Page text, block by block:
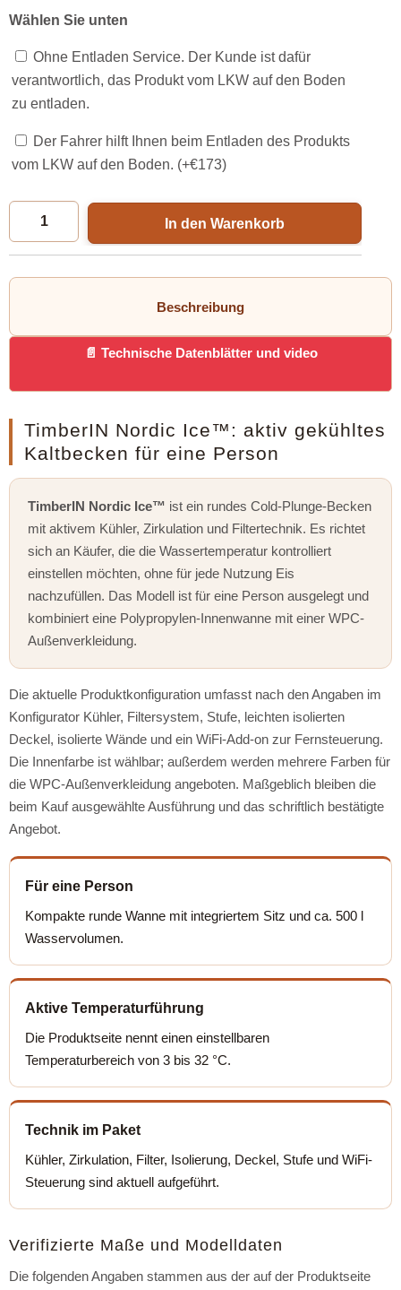
Wählen Sie unten
Ohne Entladen Service. Der Kunde ist dafür
verantwortlich, das Produkt vom LKW auf den Boden
zu entladen.
Der Fahrer hilft Ihnen beim Entladen des Produkts
vom LKW auf den Boden. (+€173)
In den Warenkorb
Beschreibung
Technische Datenblätter und video
TimberIN Nordic Ice™: aktiv gekühltes
Kaltbecken für eine Person
TimberIN Nordic Ice™ ist ein rundes Cold-Plunge-Becken
mit aktivem Kühler, Zirkulation und Filtertechnik. Es richtet
sich an Käufer, die die Wassertemperatur kontrolliert
einstellen möchten, ohne für jede Nutzung Eis
nachzufüllen. Das Modell ist für eine Person ausgelegt und
kombiniert eine Polypropylen-Innenwanne mit einer WPC-
Außenverkleidung.
Die aktuelle Produktkonfiguration umfasst nach den Angaben im
Konfigurator Kühler, Filtersystem, Stufe, leichten isolierten
Deckel, isolierte Wände und ein WiFi-Add-on zur Fernsteuerung.
Die Innenfarbe ist wählbar; außerdem werden mehrere Farben für
die WPC-Außenverkleidung angeboten. Maßgeblich bleiben die
beim Kauf ausgewählte Ausführung und das schriftlich bestätigte
Angebot.
Für eine Person
Kompakte runde Wanne mit integriertem Sitz und ca. 500 l
Wasservolumen.
Aktive Temperaturführung
Die Produktseite nennt einen einstellbaren
Temperaturbereich von 3 bis 32 °C.
Technik im Paket
Kühler, Zirkulation, Filter, Isolierung, Deckel, Stufe und WiFi-
Steuerung sind aktuell aufgeführt.
Verifizierte Maße und Modelldaten
Die folgenden Angaben stammen aus der auf der Produktseite